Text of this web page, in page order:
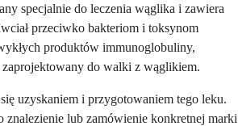
specjalnie do leczenia wąglika i zawiera
przeciwko bakteriom i toksynom
produktów immunoglobuliny,
zaprojektowany do walki z wąglikiem.
uzyskaniem i przygotowaniem tego leku.
znalezienie lub zamówienie konkretnej marki